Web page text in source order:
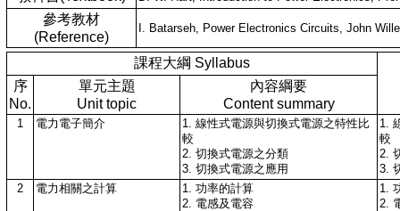
參考教材
(Reference)
I. Batarseh, Power Electronics Circuits, John
課程大綱 Syllabus
序
No.
單元主題
Unit topic
內容綱要
Content summary
1 電力電子簡介
1. 線性式電源與切換式電源之特性比
較
2. 切換式電源之分類
3. 切換式電源之應用
1.
較
2.
3.
2
電力相關之計算
1. 功率的計算
2. 電感及電容
1.
2.